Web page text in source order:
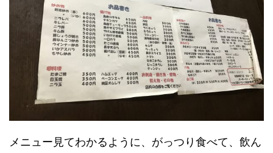
メニュー見てわかるように、がっつり食べて、飲ん